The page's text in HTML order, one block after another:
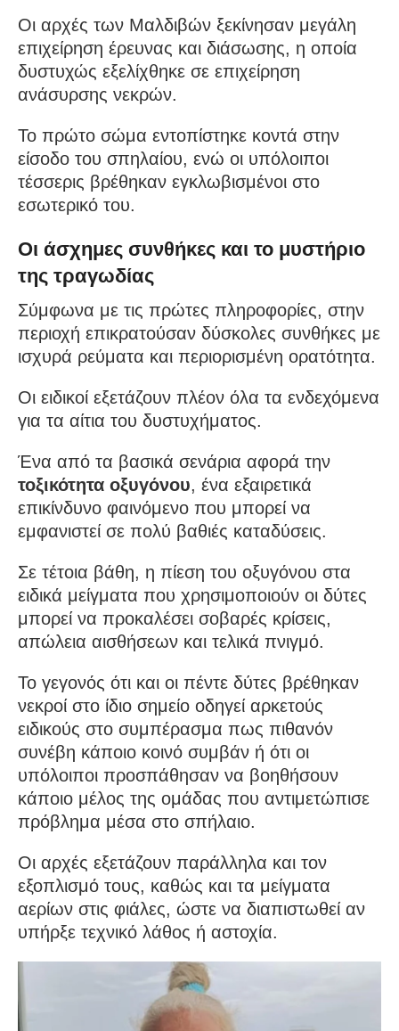
Οι αρχές των Μαλδιβών ξεκίνησαν μεγάλη
επιχείρηση έρευνας και διάσωσης, η οποία
δυστυχώς εξελίχθηκε σε επιχείρηση
ανάσυρσης νεκρών.
Το πρώτο σώμα εντοπίστηκε κοντά στην
είσοδο του σπηλαίου, ενώ οι υπόλοιποι
τέσσερις βρέθηκαν εγκλωβισμένοι στο
εσωτερικό του.
Οι άσχημες συνθήκες και το μυστήριο
της τραγωδίας
Σύμφωνα με τις πρώτες πληροφορίες, στην
περιοχή επικρατούσαν δύσκολες συνθήκες με
ισχυρά ρεύματα και περιορισμένη ορατότητα.
Οι ειδικοί εξετάζουν πλέον όλα τα ενδεχόμενα
για τα αίτια του δυστυχήματος.
Ένα από τα βασικά σενάρια αφορά την
τοξικότητα οξυγόνου, ένα εξαιρετικά
επικίνδυνο φαινόμενο που μπορεί να
εμφανιστεί σε πολύ βαθιές καταδύσεις.
Σε τέτοια βάθη, η πίεση του οξυγόνου στα
ειδικά μείγματα που χρησιμοποιούν οι δύτες
μπορεί να προκαλέσει σοβαρές κρίσεις,
απώλεια αισθήσεων και τελικά πνιγμό.
Το γεγονός ότι και οι πέντε δύτες βρέθηκαν
νεκροί στο ίδιο σημείο οδηγεί αρκετούς
ειδικούς στο συμπέρασμα πως πιθανόν
συνέβη κάποιο κοινό συμβάν ή ότι οι
υπόλοιποι προσπάθησαν να βοηθήσουν
κάποιο μέλος της ομάδας που αντιμετώπισε
πρόβλημα μέσα στο σπήλαιο.
Οι αρχές εξετάζουν παράλληλα και τον
εξοπλισμό τους, καθώς και τα μείγματα
αερίων στις φιάλες, ώστε να διαπιστωθεί αν
υπήρξε τεχνικό λάθος ή αστοχία.